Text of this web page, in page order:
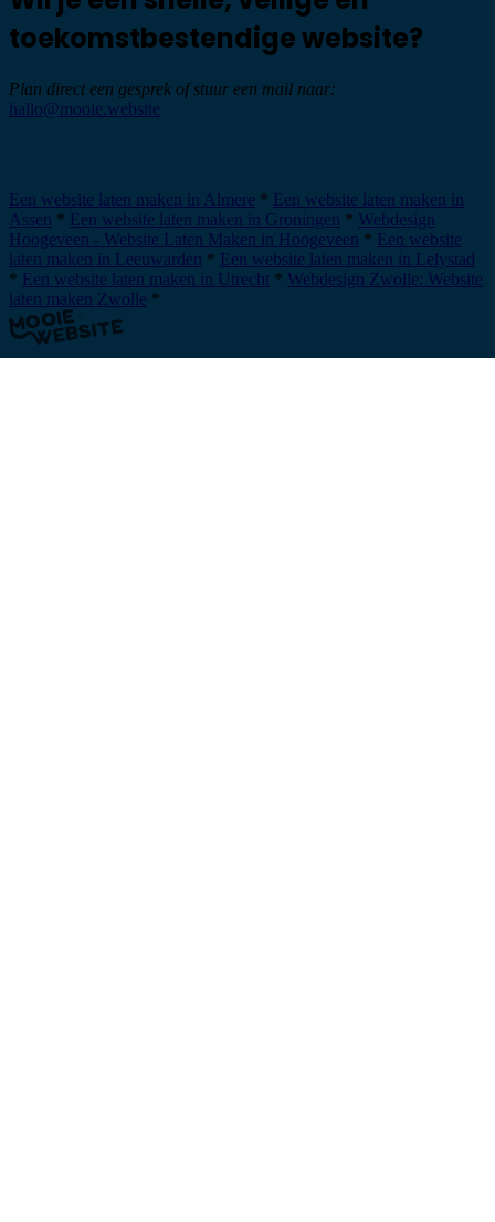
toekomstbestendige website?
Plan direct een gesprek of stuur een mail naar:
hallo@mooie.website
Een website laten maken in Almere * Een website laten maken in
Assen * Een website laten maken in Groningen * Webdesign
Hoogeveen - Website Laten Maken in Hoogeveen * Een website
laten maken in Leeuwarden * Een website laten maken in Lelystad
* Een website laten maken in Utrecht * Webdesign Zwolle: Website
laten maken Zwolle *